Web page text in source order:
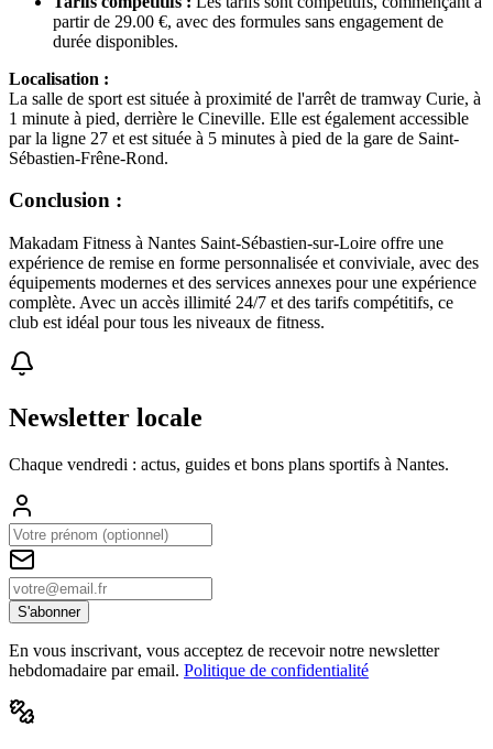
partir de 29.00 €, avec des formules sans engagement de
durée disponibles.
Localisation :
La salle de sport est située à proximité de l'arrêt de tramway Curie, à
1 minute à pied, derrière le Cineville. Elle est également accessible
par la ligne 27 et est située à 5 minutes à pied de la gare de Saint-
Sébastien-Frêne-Rond.
Conclusion :
Makadam Fitness à Nantes Saint-Sébastien-sur-Loire offre une
expérience de remise en forme personnalisée et conviviale, avec des
équipements modernes et des services annexes pour une expérience
complète. Avec un accès illimité 24/7 et des tarifs compétitifs, ce
club est idéal pour tous les niveaux de fitness.
Newsletter locale
Chaque vendredi : actus, guides et bons plans sportifs à Nantes.
S'abonner
En vous inscrivant, vous acceptez de recevoir notre newsletter
hebdomadaire par email. Politique de confidentialité